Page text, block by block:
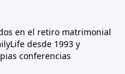
en el retiro matrimonial
desde 1993 y
conferencias